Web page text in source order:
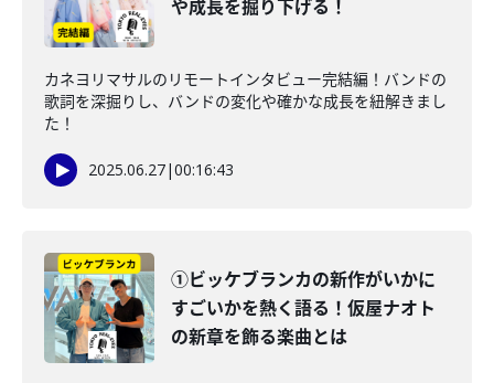
や成長を掘り下げる！
カネヨリマサルのリモートインタビュー完結編！バンドの
歌詞を深掘りし、バンドの変化や確かな成長を紐解きまし
た！
2025.06.27|00:16:43
①ビッケブランカの新作がいかに
すごいかを熱く語る！仮屋ナオト
の新章を飾る楽曲とは